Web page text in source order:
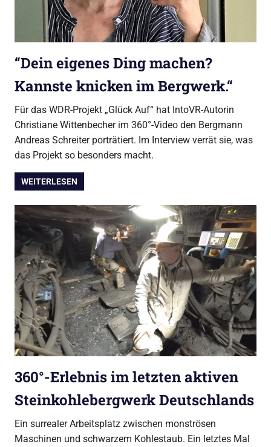
“Dein eigenes Ding machen?
Kannste knicken im Bergwerk.“
Für das WDR-Projekt „Glück Auf“ hat IntoVR-Autorin
Christiane Wittenbecher im 360°-Video den Bergmann
Andreas Schreiter porträtiert. Im Interview verrät sie, was
das Projekt so besonders macht.
WEITERLESEN
360°-Erlebnis im letzten aktiven
Steinkohlebergwerk Deutschlands
Ein surrealer Arbeitsplatz zwischen monströsen
Maschinen und schwarzem Kohlestaub. Ein letztes Mal